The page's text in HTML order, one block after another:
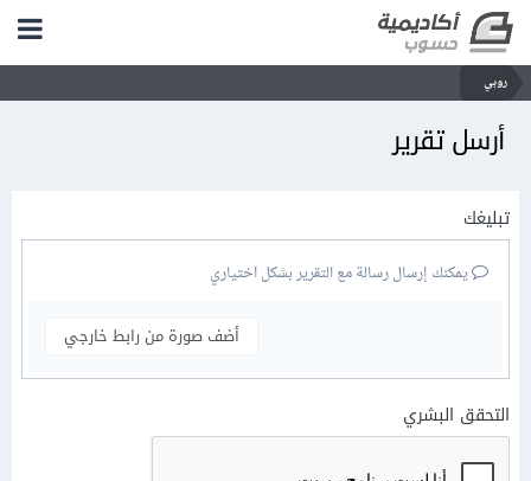
روبي
أرسل تقرير
تبليغك
يمكنك إرسال رسالة مع التقرير بشكل اختياري
أضف صورة من رابط خارجي
التحقق البشري